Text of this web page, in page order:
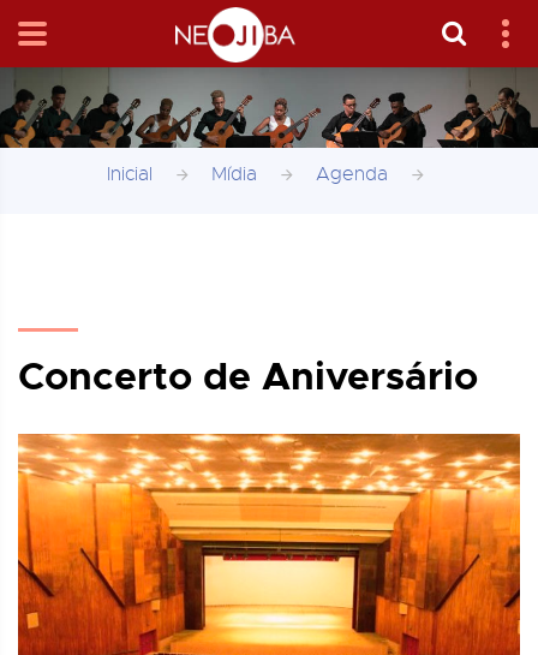
Inicial Mídia Agenda
Concerto de Aniversário